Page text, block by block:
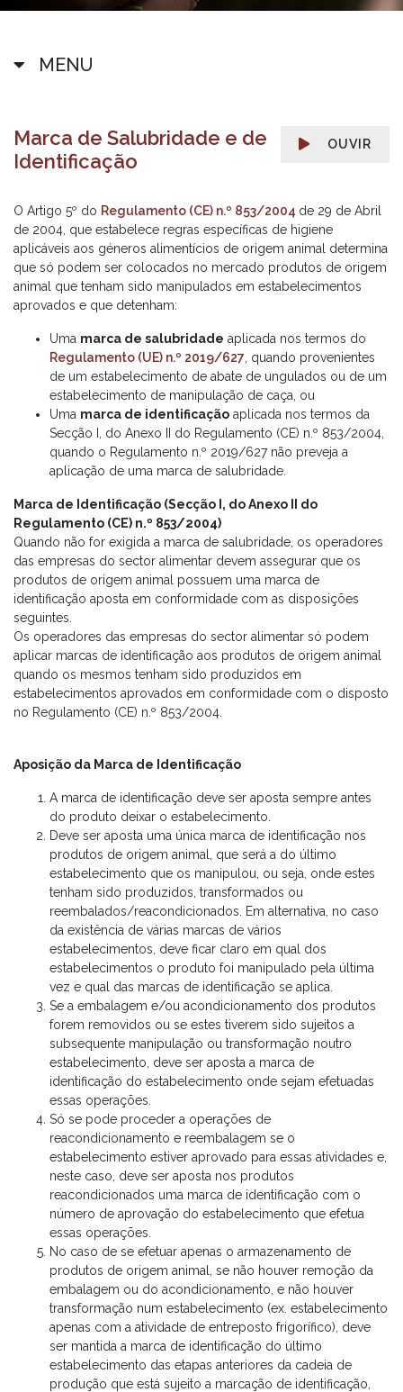
MENU
OUVIR
Marca de Salubridade e de
Identificação
O Artigo 5º do Regulamento (CE) n.º 853/2004 de 29 de Abril
de 2004, que estabelece regras específicas de higiene
aplicáveis aos géneros alimentícios de origem animal determina
que só podem ser colocados no mercado produtos de origem
animal que tenham sido manipulados em estabelecimentos
aprovados e que detenham:
Uma marca de salubridade aplicada nos termos do
Regulamento (UE) n.º 2019/627 , quando provenientes
de um estabelecimento de abate de ungulados ou de um
estabelecimento de manipulação de caça, ou
Uma marca de identificação aplicada nos termos da
Secção I, do Anexo II do Regulamento (CE) n.º 853/2004,
quando o Regulamento n.º 2019/627 não preveja a
aplicação de uma marca de salubridade.
Marca de Identificação (Secção I, do Anexo II do
Regulamento (CE) n.º 853/2004)
Quando não for exigida a marca de salubridade, os operadores
das empresas do sector alimentar devem assegurar que os
produtos de origem animal possuem uma marca de
identificação aposta em conformidade com as disposições
seguintes.
Os operadores das empresas do sector alimentar só podem
aplicar marcas de identificação aos produtos de origem animal
quando os mesmos tenham sido produzidos em
estabelecimentos aprovados em conformidade com o disposto
no Regulamento (CE) n.º 853/2004.
Aposição da Marca de Identificação
A marca de identificação deve ser aposta sempre antes
do produto deixar o estabelecimento.
Deve ser aposta uma única marca de identificação nos
produtos de origem animal, que será a do último
estabelecimento que os manipulou, ou seja, onde estes
tenham sido produzidos, transformados ou
reembalados/reacondicionados. Em alternativa, no caso
da existência de várias marcas de vários
estabelecimentos, deve ficar claro em qual dos
estabelecimentos o produto foi manipulado pela última
vez e qual das marcas de identificação se aplica.
Se a embalagem e/ou acondicionamento dos produtos
forem removidos ou se estes tiverem sido sujeitos a
subsequente manipulação ou transformação noutro
estabelecimento, deve ser aposta a marca de
identificação do estabelecimento onde sejam efetuadas
essas operações.
Só se pode proceder a operações de
reacondicionamento e reembalagem se o
estabelecimento estiver aprovado para essas atividades e,
neste caso, deve ser aposta nos produtos
reacondicionados uma marca de identificação com o
número de aprovação do estabelecimento que efetua
essas operações.
No caso de se efetuar apenas o armazenamento de
produtos de origem animal, se não houver remoção da
embalagem ou do acondicionamento, e não houver
transformação num estabelecimento (ex. estabelecimento
apenas com a atividade de entreposto frigorífico), deve
ser mantida a marca de identificação do último
estabelecimento das etapas anteriores da cadeia de
produção que está sujeito a marcação de identificação,